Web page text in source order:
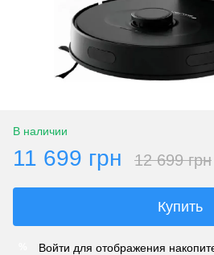
В наличии
11 699 грн 12 699 грн
Купить
Войти для отображения